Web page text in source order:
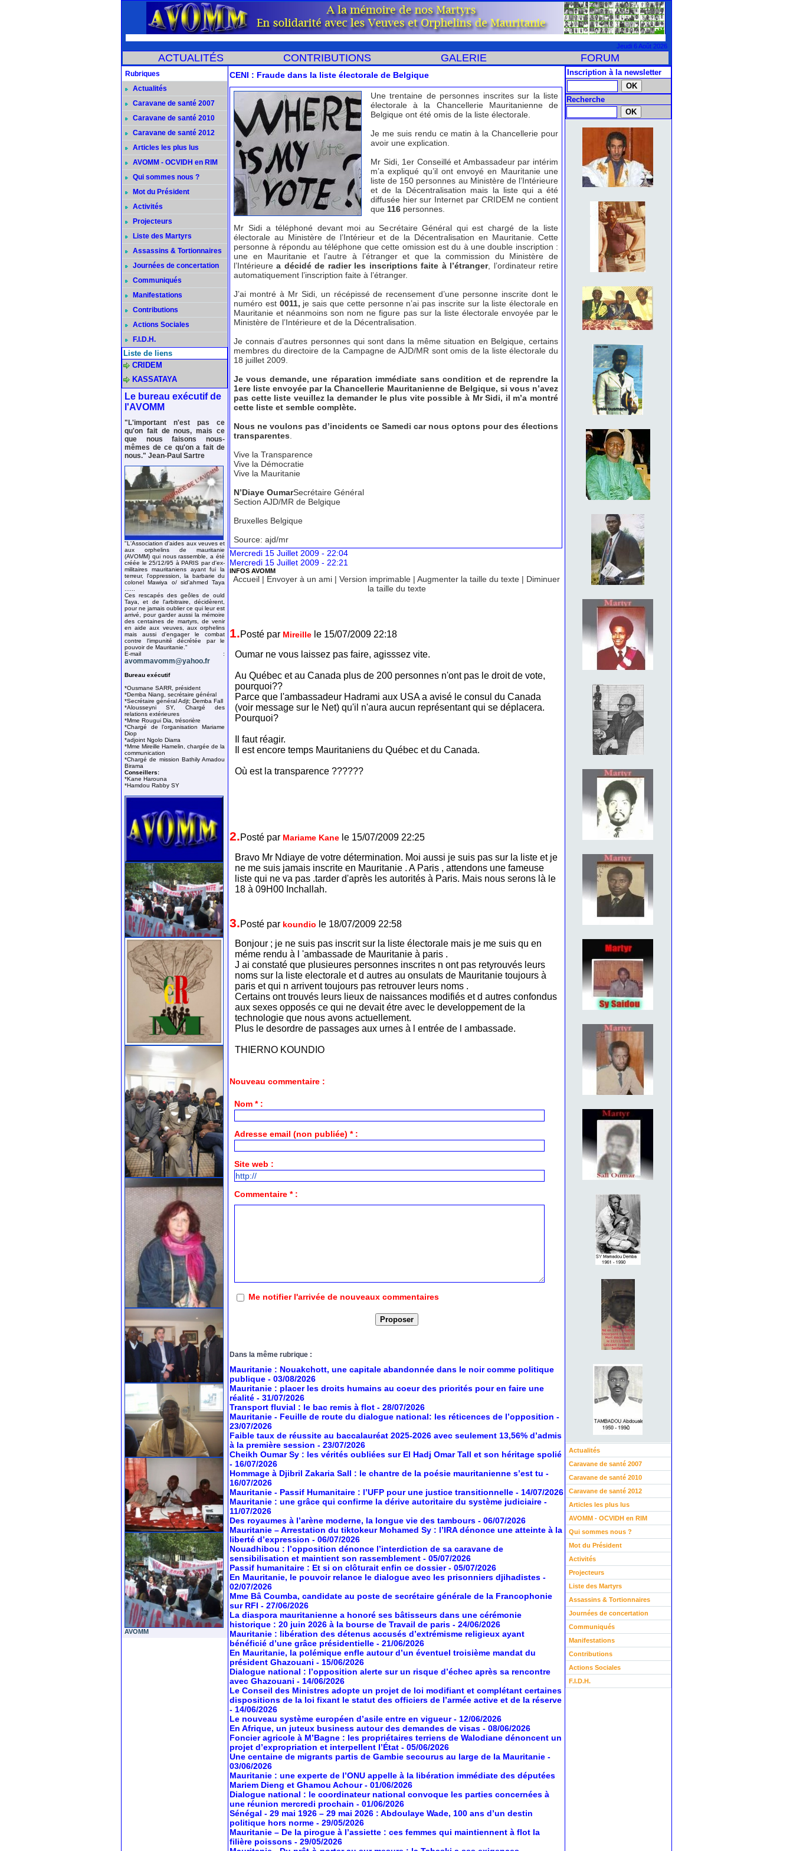
Jeudi 6 Août 2026
ACTUALITÉS CONTRIBUTIONS GALERIE FORUM
Rubriques
Actualités
Caravane de santé 2007
Caravane de santé 2010
Caravane de santé 2012
Articles les plus lus
AVOMM - OCVIDH en RIM
Qui sommes nous ?
Mot du Président
Activités
Projecteurs
Liste des Martyrs
Assassins & Tortionnaires
Journées de concertation
Communiqués
Manifestations
Contributions
Actions Sociales
F.I.D.H.
Liste de liens
CRIDEM
KASSATAYA
Le bureau exécutif de
l'AVOMM
"L'important n'est pas ce
qu'on fait de nous, mais ce
que nous faisons nous-
mêmes de ce qu'on a fait de
nous." Jean-Paul Sartre
"L'Association d'aides aux veuves et
aux orphelins de mauritanie
(AVOMM) qui nous rassemble, a été
créée le 25/12/95 à PARIS par d'ex-
militaires mauritaniens ayant fui la
terreur, l'oppression, la barbarie du
colonel Mawiya o/ sid'ahmed Taya
Ces rescapés des geôles de ould
Taya, et de l'arbitraire, décidèrent,
pour ne jamais oublier ce qui leur est
arrivé, pour garder aussi la mémoire
des centaines de martyrs, de venir
en aide aux veuves, aux orphelins
mais aussi d'engager le combat
contre l'impunité décrétée par le
pouvoir de Mauritanie."
E-mail :
avommavomm@yahoo.fr
Bureau exécutif
*Ousmane SARR, président
*Demba Niang, secrétaire général
*Secrétaire général Adjt; Demba Fall
*Alousseyni SY, Chargé des
relations extérieures
*Mme Rougui Dia, trésorière
*Chargé de l’organisation Mariame
Diop
*adjoint Ngolo Diarra
*Mme Mireille Hamelin, chargée de la
communication
*Chargé de mission Bathily Amadou
Birama
Conseillers:
*Kane Harouna
*Hamdou Rabby SY
AVOMM
CENI : Fraude dans la liste électorale de Belgique
Une trentaine de personnes inscrites sur la liste
électorale à la Chancellerie Mauritanienne de
Belgique ont été omis de la liste électorale.
Je me suis rendu ce matin à la Chancellerie pour
avoir une explication.
Mr Sidi, 1er Conseillé et Ambassadeur par intérim
m’a expliqué qu’il ont envoyé en Mauritanie une
liste de 150 personnes au Ministère de l’Intérieure
et de la Décentralisation mais la liste qui a été
diffusée hier sur Internet par CRIDEM ne contient
que 116 personnes.
Mr Sidi a téléphoné devant moi au Secrétaire Général qui est chargé de la liste
électorale au Ministère de l’Intérieur et de la Décentralisation en Mauritanie. Cette
personne à répondu au téléphone que cette omission est du à une double inscription :
une en Mauritanie et l’autre à l’étranger et que la commission du Ministère de
l’Intérieurea décidé de radier les inscriptions faite à l’étranger, l’ordinateur retire
automatiquement l’inscription faite à l’étranger.
J’ai montré à Mr Sidi, un récépissé de recensement d’une personne inscrite dont le
numéro est 0011, je sais que cette personne n’ai pas inscrite sur la liste électorale en
Mauritanie et néanmoins son nom ne figure pas sur la liste électorale envoyée par le
Ministère de l’Intérieure et de la Décentralisation.
Je connais d’autres personnes qui sont dans la même situation en Belgique, certains
membres du directoire de la Campagne de AJD/MR sont omis de la liste électorale du
18 juillet 2009.
Je vous demande, une réparation immédiate sans condition et de reprendre la
1ere liste envoyée par la Chancellerie Mauritanienne de Belgique, si vous n’avez
pas cette liste veuillez la demander le plus vite possible à Mr Sidi, il m’a montré
cette liste et semble complète.
Nous ne voulons pas d’incidents ce Samedi car nous optons pour des élections
transparentes
Vive la Transparence
Vive la Démocratie
Vive la Mauritanie
N’Diaye OumarSecrétaire Général
Section AJD/MR de Belgique
Bruxelles Belgique
Source: ajd/mr
Mercredi 15 Juillet 2009 - 22:04
Mercredi 15 Juillet 2009 - 22:21
INFOS AVOMM
Accueil | Envoyer à un ami | Version imprimable | Augmenter la taille du texte | Diminuer
la taille du texte
1.Posté par Mireille le 15/07/2009 22:18
Oumar ne vous laissez pas faire, agisssez vite.
Au Québec et au Canada plus de 200 personnes n'ont pas le droit de vote,
pourquoi??
Parce que l'ambassadeur Hadrami aux USA a avisé le consul du Canada
(voir message sur le Net) qu'il n'aura aucun représentant qui se déplacera.
Pourquoi?
Il faut réagir.
Il est encore temps Mauritaniens du Québec et du Canada.
Où est la transparence ??????
2.Posté par Mariame Kane le 15/07/2009 22:25
Bravo Mr Ndiaye de votre détermination. Moi aussi je suis pas sur la liste et je
ne me suis jamais inscrite en Mauritanie . A Paris , attendons une fameuse
liste qui ne va pas .tarder d'après les autorités à Paris. Mais nous serons là le
18 à 09H00 Inchallah.
3.Posté par koundio le 18/07/2009 22:58
Bonjour ; je ne suis pas inscrit sur la liste électorale mais je me suis qu en
méme rendu à l 'ambassade de Mauritanie à paris .
J ai constaté que plusieures personnes inscrites n ont pas retyrouvés leurs
noms sur la liste electorale et d autres au onsulats de Mauritanie toujours à
paris et qui n arrivent toujours pas retrouver leurs noms .
Certains ont trouvés leurs lieux de naissances modifiés et d autres confondus
aux sexes opposés ce qui ne devait étre avec le developpement de la
technologie que nous avons actuellement.
Plus le desordre de passages aux urnes à l entrée de l ambassade.
THIERNO KOUNDIO
Nouveau commentaire :
Nom * :
Adresse email (non publiée) * :
Site web :
Commentaire * :
Me notifier l'arrivée de nouveaux commentaires
Dans la même rubrique :
Mauritanie : Nouakchott, une capitale abandonnée dans le noir comme politique
publique - 03/08/2026
Mauritanie : placer les droits humains au coeur des priorités pour en faire une
réalité - 31/07/2026
Transport fluvial : le bac remis à flot - 28/07/2026
Mauritanie - Feuille de route du dialogue national: les réticences de l’opposition -
23/07/2026
Faible taux de réussite au baccalauréat 2025-2026 avec seulement 13,56% d’admis
à la première session - 23/07/2026
Cheikh Oumar Sy : les vérités oubliées sur El Hadj Omar Tall et son héritage spolié
- 16/07/2026
Hommage à Djibril Zakaria Sall : le chantre de la poésie mauritanienne s’est tu -
16/07/2026
Mauritanie - Passif Humanitaire : l’UFP pour une justice transitionnelle - 14/07/2026
Mauritanie : une grâce qui confirme la dérive autoritaire du système judiciaire -
11/07/2026
Des royaumes à l’arène moderne, la longue vie des tambours - 06/07/2026
Mauritanie – Arrestation du tiktokeur Mohamed Sy : l’IRA dénonce une atteinte à la
liberté d’expression - 06/07/2026
Nouadhibou : l’opposition dénonce l’interdiction de sa caravane de
sensibilisation et maintient son rassemblement - 05/07/2026
Passif humanitaire : Et si on clôturait enfin ce dossier - 05/07/2026
En Mauritanie, le pouvoir relance le dialogue avec les prisonniers djihadistes -
02/07/2026
Mme Bâ Coumba, candidate au poste de secrétaire générale de la Francophonie
sur RFI - 27/06/2026
La diaspora mauritanienne a honoré ses bâtisseurs dans une cérémonie
historique : 20 juin 2026 à la bourse de Travail de paris - 24/06/2026
Mauritanie : libération des détenus accusés d’extrémisme religieux ayant
bénéficié d’une grâce présidentielle - 21/06/2026
En Mauritanie, la polémique enfle autour d’un éventuel troisième mandat du
président Ghazouani - 15/06/2026
Dialogue national : l’opposition alerte sur un risque d’échec après sa rencontre
avec Ghazouani - 14/06/2026
Le Conseil des Ministres adopte un projet de loi modifiant et complétant certaines
dispositions de la loi fixant le statut des officiers de l’armée active et de la réserve
- 14/06/2026
Le nouveau système européen d’asile entre en vigueur - 12/06/2026
En Afrique, un juteux business autour des demandes de visas - 08/06/2026
Foncier agricole à M’Bagne : les propriétaires terriens de Walodiane dénoncent un
projet d’expropriation et interpellent l’État - 05/06/2026
Une centaine de migrants partis de Gambie secourus au large de la Mauritanie -
03/06/2026
Mauritanie : une experte de l’ONU appelle à la libération immédiate des députées
Mariem Dieng et Ghamou Achour - 01/06/2026
Dialogue national : le coordinateur national convoque les parties concernées à
une réunion mercredi prochain - 01/06/2026
Sénégal - 29 mai 1926 – 29 mai 2026 : Abdoulaye Wade, 100 ans d’un destin
politique hors norme - 29/05/2026
Mauritanie – De la pirogue à l’assiette : ces femmes qui maintiennent à flot la
filière poissons - 29/05/2026
Inscription à la newsletter
Recherche
Actualités
Caravane de santé 2007
Caravane de santé 2010
Caravane de santé 2012
Articles les plus lus
AVOMM - OCVIDH en RIM
Qui sommes nous ?
Mot du Président
Activités
Projecteurs
Liste des Martyrs
Assassins & Tortionnaires
Journées de concertation
Communiqués
Manifestations
Contributions
Actions Sociales
F.I.D.H.